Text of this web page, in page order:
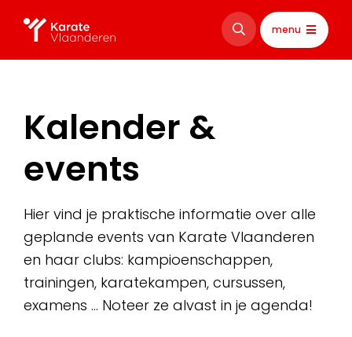
menu
Kalender &
events
Hier vind je praktische informatie over alle
geplande events van Karate Vlaanderen
en haar clubs: kampioenschappen,
trainingen, karatekampen, cursussen,
examens … Noteer ze alvast in je agenda!